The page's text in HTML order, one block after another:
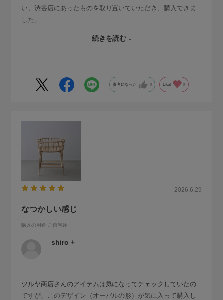
い、渋谷店にあったものを取り置いていただき、購入できま
した。
ダンボールをつなげてすっぽり覆って下さったこと。
とても丁寧なのです。
続きを読む
参考になった 0 Like! 0
2026.6.29
なつかしい感じ
購入の用途:ご自宅用
shiro +
ツルヤ商店さんのアイテムは気になってチェックしていたの
ですが、このデザイン（オーバルの形）が気に入って購入し